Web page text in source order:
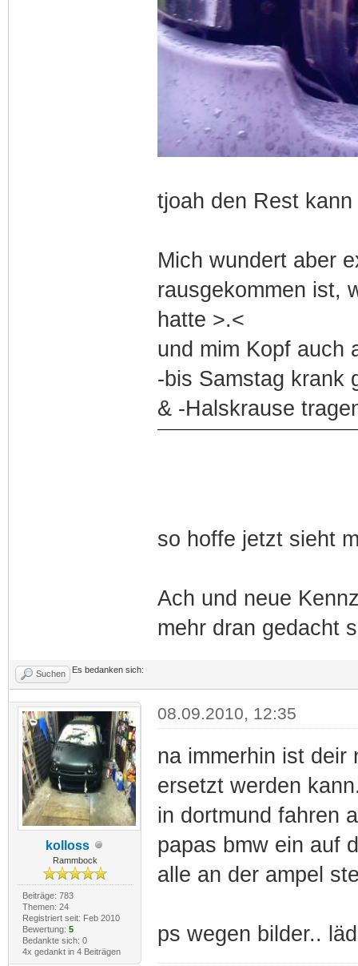
tjoah den Rest
Mich wundert aber
rausgekommen ist,
hatte >.<
und mim Kopf auch
-bis Samstag krank
& -Halskrause
so hoffe jetzt sieht
Ach und neue
mehr dran gedacht
Suchen Es bedanken sich:
kolloss
Rammbock
Beiträge: 783
Themen: 24
Registriert seit: Feb 2010
Bewertung: 5
Bedankte sich: 0
4x gedankt in 4 Beiträgen
08.09.2010, 12:35
na immerhin ist deir
ersetzt werden
in dortmund fahren
papas bmw ein auf
alle an der ampel
ps wegen bilder..